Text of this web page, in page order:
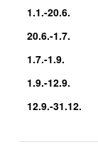
1.1.-20.6.
20.6.-1.7.
1.7.-1.9.
1.9.-12.9.
12.9.-31.12.